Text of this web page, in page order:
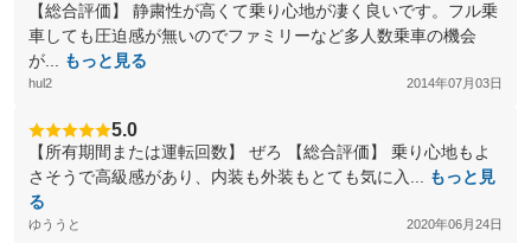
【総合評価】 静粛性が高くて乗り心地が凄く良いです。フル乗
車しても圧迫感が無いのでファミリーなど多人数乗車の機会
が...
もっと見る
hul2 2014年07月03日
5.0
【所有期間または運転回数】 ぜろ 【総合評価】 乗り心地もよ
さそうで高級感があり、内装も外装もとても気に入...
もっと見
る
ゆううと 2020年06月24日